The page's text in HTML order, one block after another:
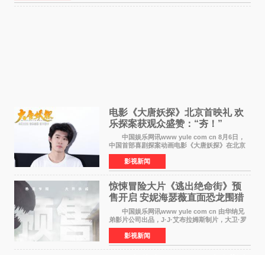
电影《大唐妖探》北京首映礼 欢
乐探案获观众盛赞：“夯！”
中国娱乐网讯www yule com cn 8月6日，
中国首部喜剧探案动画电影《大唐妖探》在北京
举办电影首映礼。导演程腾、联合导演黄珉、总
制片人曹紫建、制片人李莹莹，配音导演张喆，
对白指导程寅，领
影视新闻
惊悚冒险大片《逃出绝命街》预
售开启 安妮海瑟薇直面恐龙围猎
中国娱乐网讯www yule com cn 由华纳兄
弟影片公司出品，J·J·艾布拉姆斯制片，大卫·罗
伯特·米切尔执导，好莱坞巨星安妮·海瑟薇和伊万
·麦克格雷格领衔主演的2026暑期惊悚冒险大片
《逃出绝
影视新闻